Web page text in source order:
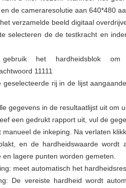
de cameraresolutie aan 640*480
verzamelde beeld digitaal
selecteren de de testkracht en
gebruik het hardheidsblok
11111
geselecteerde rij in de lijst
gegevens in de resultaatlijst uit om
een gedrukt rapport uit, vul de
manueel de inkeping. Na verlaten
en de hardheidswaarde wordt
lagere punten worden gemeten.
meet automatisch het
De vereiste hardheid wordt